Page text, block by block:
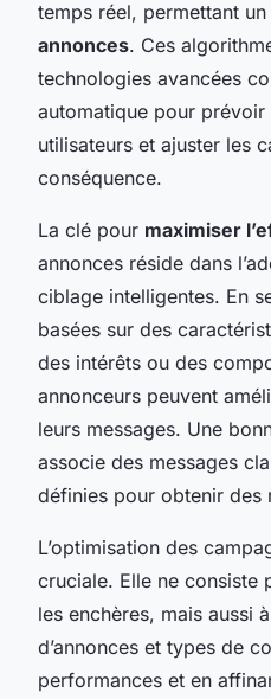
temps réel, permettant un
annonces. Ces
technologies avancées
automatique pour
utilisateurs et ajuster les
conséquence.
La clé pour maximiser
annonces réside dans
ciblage intelligentes. En
basées sur des
des intérêts ou des
annonceurs peuvent
leurs messages. Une
associe des messages
définies pour obtenir des
L’optimisation des
cruciale. Elle ne consiste
les enchères, mais aussi
d’annonces et types de
performances et en